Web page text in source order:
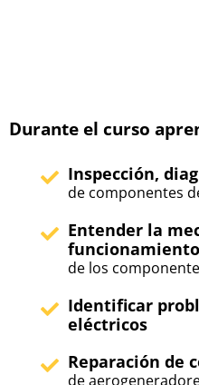
Durante el curso
Inspección,
de componentes
Entender la
funcionamiento
de los
Identificar
eléctricos
Reparación de
de